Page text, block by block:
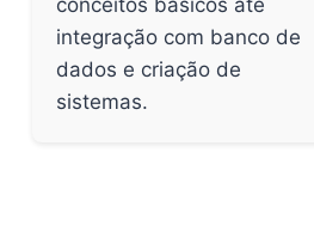
integração com banco de
dados e criação de
sistemas.